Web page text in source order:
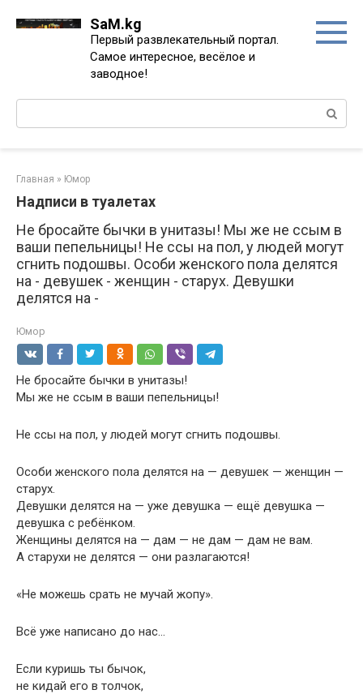
SaM.kg
Первый развлекательный портал.
Самое интересное, весёлое и
заводное!
Поиск:
Главная » Юмор
Надписи в туалетах
Не бросайте бычки в унитазы! Мы же не ссым в
ваши пепельницы! Не ссы на пол, у людей могут
сгнить подошвы. Особи женского пола делятся
на - девушек - женщин - старух. Девушки
делятся на -
Юмор
Не бросайте бычки в унитазы!
Мы же не ссым в ваши пепельницы!
Не ссы на пол, у людей могут сгнить подошвы.
Особи женского пола делятся на — девушек — женщин —
старух.
Девушки делятся на — уже девушка — ещё девушка —
девушка с ребёнком.
Женщины делятся на — дам — не дам — дам не вам.
А старухи не делятся — они разлагаются!
«Не можешь срать не мучай жопу».
Всё уже написано до нас…
Если куришь ты бычок,
не кидай его в толчок,